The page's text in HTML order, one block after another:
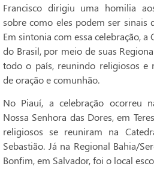
Francisco dirigiu uma homilia
sobre como eles podem ser sinais
Em sintonia com essa celebração, a
do Brasil, por meio de suas
todo o país, reunindo religiosos e
de oração e comunhão.
No Piauí, a celebração ocorreu
Nossa Senhora das Dores, em
religiosos se reuniram na
Sebastião. Já na Regional Bahia/
Bonfim, em Salvador, foi o local